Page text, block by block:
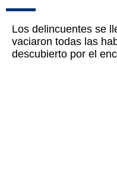
Los delincuentes se
vaciaron todas las
descubierto por el